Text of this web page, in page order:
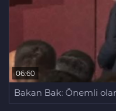
06:60
Bakan Bak: Önemli